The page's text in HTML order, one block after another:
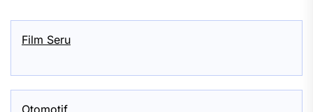
Film Seru
Otomotif